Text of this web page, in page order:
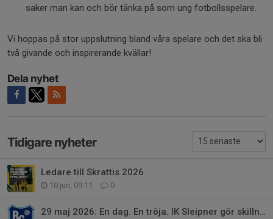
saker man kan och bör tänka på som ung fotbollsspelare.
Vi hoppas på stor uppslutning bland våra spelare och det ska bli
två givande och inspirerande kvällar!
Dela nyhet
Tidigare nyheter
Ledare till Skrattis 2026
10 jun, 09:11 0
29 maj 2026: En dag. En tröja. IK Sleipner gör skillnad